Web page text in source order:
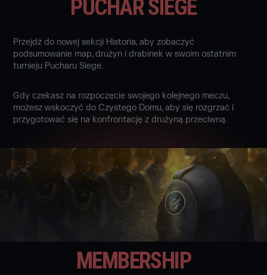
PUCHAR SIEGE
Przejdź do nowej sekcji Historia, aby zobaczyć
podsumowanie map, drużyn i drabinek w swoim ostatnim
turnieju Pucharu Siege.
Gdy czekasz na rozpoczęcie swojego kolejnego meczu,
możesz wskoczyć do Czystego Domu, aby się rozgrzać i
przygotować się na konfrontację z drużyną przeciwną.
MEMBERSHIP